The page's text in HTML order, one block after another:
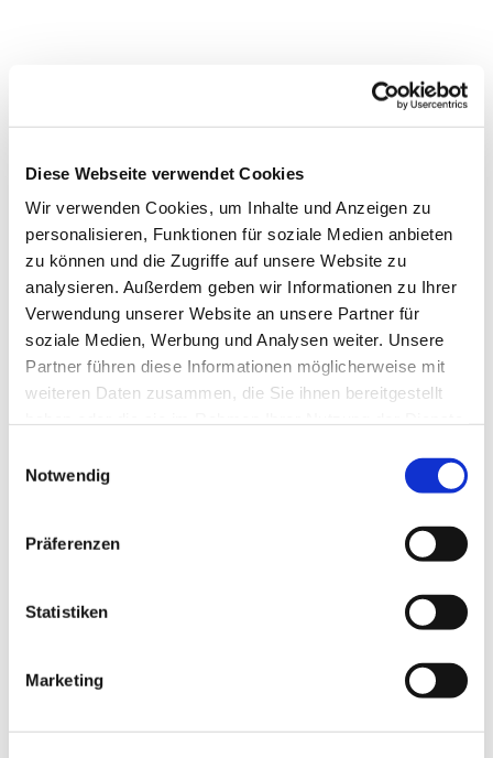
Diese Webseite verwendet Cookies
Wir verwenden Cookies, um Inhalte und Anzeigen zu
personalisieren, Funktionen für soziale Medien anbieten
zu können und die Zugriffe auf unsere Website zu
analysieren. Außerdem geben wir Informationen zu Ihrer
Verwendung unserer Website an unsere Partner für
soziale Medien, Werbung und Analysen weiter. Unsere
Partner führen diese Informationen möglicherweise mit
weiteren Daten zusammen, die Sie ihnen bereitgestellt
Notwendig
Präferenzen
Statistiken
Marketing
Dies könnte Sie auch